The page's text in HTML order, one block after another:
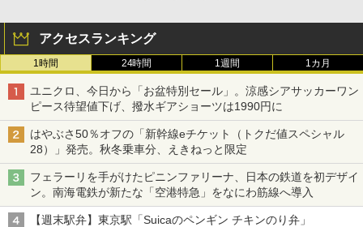
アクセスランキング
1時間 24時間 1週間 1カ月
ユニクロ、今日から「お盆特別セール」。涼感シアサッカーワン
ピース待望値下げ、撥水ギアショーツは1990円に
はやぶさ50％オフの「新幹線eチケット（トクだ値スペシャル
28）」発売。秋冬乗車分、えきねっと限定
フェラーリを手がけたピニンファリーナ、日本の鉄道を初デザイ
ン。南海電鉄が新たな「空港特急」をなにわ筋線へ導入
【週末駅弁】東京駅「Suicaのペンギン チキンのり弁」